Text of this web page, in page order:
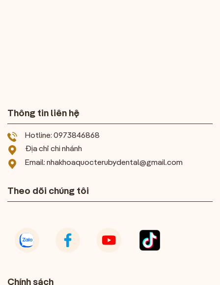
Thông tin liên hệ
Hotline: 0973846868
Địa chỉ chi nhánh
Email: nhakhoaquocterubydental@gmail.com
Theo dõi chúng tôi
Chính sách